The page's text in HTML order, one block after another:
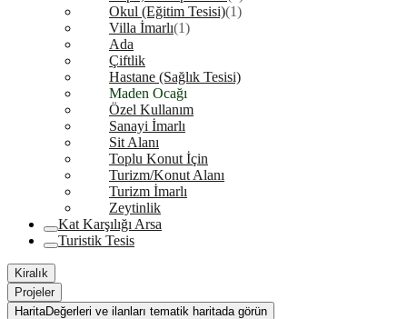
Okul (Eğitim Tesisi)(1)
Villa İmarlı(1)
Ada
Çiftlik
Hastane (Sağlık Tesisi)
Maden Ocağı
Özel Kullanım
Sanayi İmarlı
Sit Alanı
Toplu Konut İçin
Turizm/Konut Alanı
Turizm İmarlı
Zeytinlik
Kat Karşılığı Arsa
Turistik Tesis
Kiralık
Projeler
HaritaDeğerleri ve ilanları tematik haritada görün